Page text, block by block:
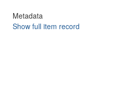
Metadata
Show full item record